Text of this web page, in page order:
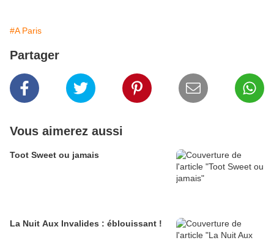
#A Paris
Partager
Vous aimerez aussi
Toot Sweet ou jamais
La Nuit Aux Invalides : éblouissant !